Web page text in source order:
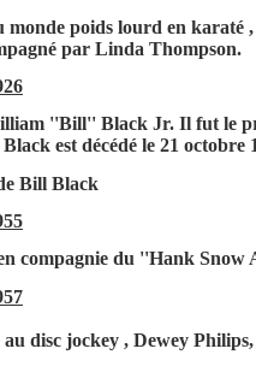
monde poids lourd en karaté
par Linda Thompson.
''Bill'' Black Jr. Il fut le
est décédé le 21 octobre
Bill Black
compagnie du ''Hank
disc jockey , Dewey